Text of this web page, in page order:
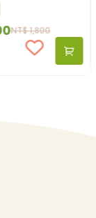
NT$1,800